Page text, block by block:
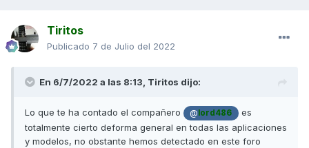
Tiritos
Publicado 7 de Julio del 2022
En 6/7/2022 a las 8:13, Tiritos dijo:
Lo que te ha contado el compañero @ lord486
es
totalmente cierto deforma general en todas las aplicaciones
y modelos, no obstante hemos detectado en este foro